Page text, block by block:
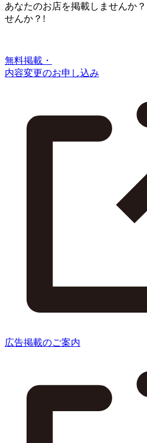
あなたのお店を掲載しませんか？
せんか？!
無料掲載・
内容変更のお申し込み
広告掲載のご案内